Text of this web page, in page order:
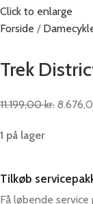
Click to enlarge
Forside
Trek
11.199,00kr.
1 på lager
Tilkøb
Få løbende service